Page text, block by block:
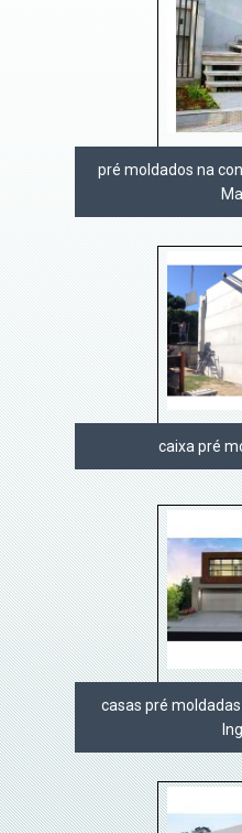
pré moldados na
caixa pré
casas pré